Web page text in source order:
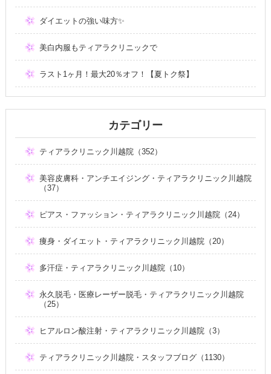
ダイエットの強い味方✨
美白内服もティアラクリニックで
ラスト1ヶ月！最大20％オフ！【夏トク祭】
カテゴリー
ティアラクリニック川越院（352）
美容皮膚科・アンチエイジング・ティアラクリニック川越院
（37）
ピアス・ファッション・ティアラクリニック川越院（24）
痩身・ダイエット・ティアラクリニック川越院（20）
多汗症・ティアラクリニック川越院（10）
永久脱毛・医療レーザー脱毛・ティアラクリニック川越院
（25）
ヒアルロン酸注射・ティアラクリニック川越院（3）
ティアラクリニック川越院・スタッフブログ（1130）